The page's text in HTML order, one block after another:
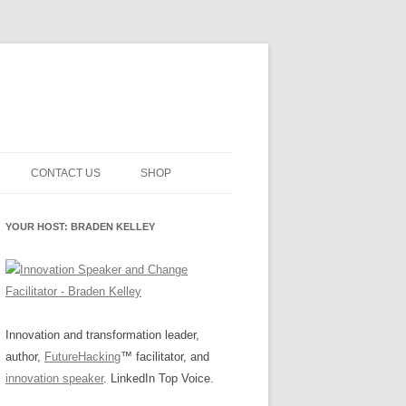
FUTUREHACKING SIGNAL
ROLES
WHAT INNOVATION ROLE(S) DO
YOU PLAY?
CONTACT US SHOP
YOUR HOST: BRADEN KELLEY
Innovation and transformation leader,
author, FutureHacking™ facilitator, and
innovation speaker. LinkedIn Top Voice.